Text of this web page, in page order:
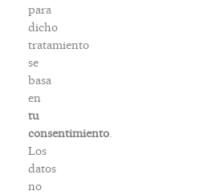
para
dicho
tratamiento
se
basa
en
tu
consentimiento.
Los
datos
no